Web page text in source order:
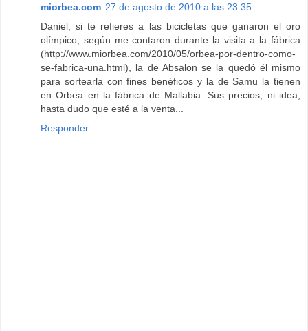
miorbea.com 27 de agosto de 2010 a las 23:35
Daniel, si te refieres a las bicicletas que ganaron el oro
olímpico, según me contaron durante la visita a la fábrica
(http://www.miorbea.com/2010/05/orbea-por-dentro-como-
se-fabrica-una.html), la de Absalon se la quedó él mismo
para sortearla con fines benéficos y la de Samu la tienen
en Orbea en la fábrica de Mallabia. Sus precios, ni idea,
hasta dudo que esté a la venta...
Responder